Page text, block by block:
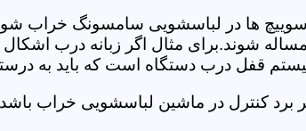
ها در لباسشویی سامسونگ خراب
شوند.برای مثال اگر زبانه درب
قفل درب دستگاه است که باید به
برد کنترل در ماشین لباسشویی خراب